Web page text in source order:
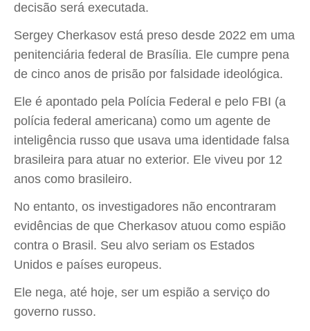
decisão será executada.
Sergey Cherkasov está preso desde 2022 em uma
penitenciária federal de Brasília. Ele cumpre pena
de cinco anos de prisão por falsidade ideológica.
Ele é apontado pela Polícia Federal e pelo FBI (a
polícia federal americana) como um agente de
inteligência russo que usava uma identidade falsa
brasileira para atuar no exterior. Ele viveu por 12
anos como brasileiro.
No entanto, os investigadores não encontraram
evidências de que Cherkasov atuou como espião
contra o Brasil. Seu alvo seriam os Estados
Unidos e países europeus.
Ele nega, até hoje, ser um espião a serviço do
governo russo.